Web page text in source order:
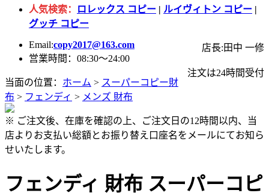
人気検索： ロレックス コピー | ルイヴィトン コピー |
グッチ コピー
Email:copy2017@163.com
店長:田中 一修
営業時間：08:30～24:00
注文は24時間受付
当面の位置： ホーム > スーパーコピー財
布 > フェンディ > メンズ 財布
※ ご注文後、在庫を確認の上、ご注文日の12時間以内、当
店よりお支払い総額とお振り替え口座名をメールにてお知ら
せいたします。
フェンディ 財布 スーパーコピ